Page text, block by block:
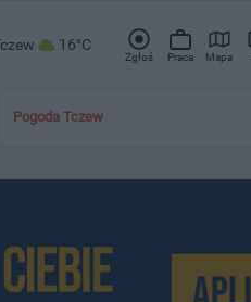
16°C
Zgłoś Praca Mapa
Pogoda Tczew